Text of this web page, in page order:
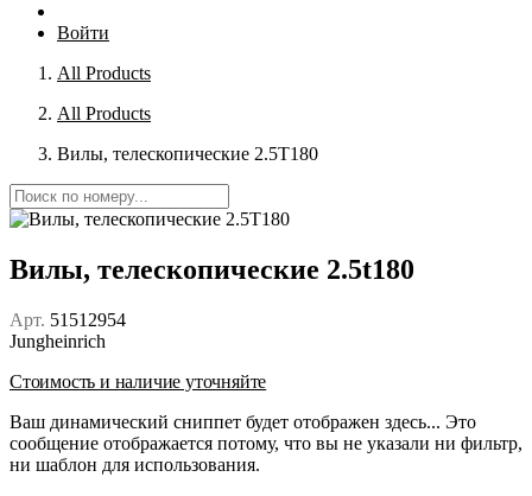
Войти
All Products
All Products
Вилы, телескопические 2.5T180
Вилы, телескопические 2.5t180
Арт. 51512954
Jungheinrich
Стоимость и наличие уточняйте
Ваш динамический сниппет будет отображен здесь... Это
сообщение отображается потому, что вы не указали ни фильтр,
ни шаблон для использования.